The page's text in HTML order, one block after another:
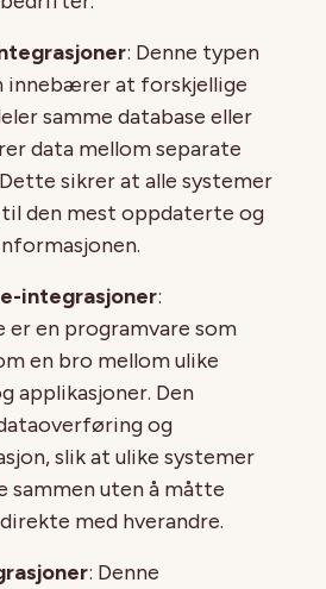
: Denne typen
innebærer at forskjellige
samme database eller
data mellom separate
sikrer at alle systemer
den mest oppdaterte og
integrasjoner:
er en programvare som
en bro mellom ulike
applikasjoner. Den
og
slik at ulike systemer
sammen uten å måtte
med hverandre.
: Denne